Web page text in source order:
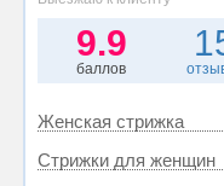
9.9
баллов
Женская стрижка
Стрижки для женщин